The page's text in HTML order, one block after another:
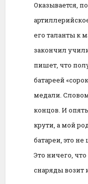
Оказывается,
его таланты к
закончил
пишет, что
батареей
медали.
концов. И
крути, а мой
батареи, это
Это ничего,
снаряды возит